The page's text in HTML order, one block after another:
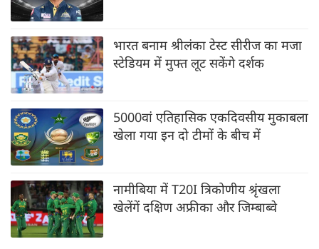
भारत बनाम श्रीलंका टेस्ट सीरीज का मजा
स्टेडियम में मुफ्त लूट सकेंगे दर्शक
5000वां एतिहासिक एकदिवसीय मुकाबला
खेला गया इन दो टीमों के बीच में
नामीबिया में T20I त्रिकोणीय श्रृंखला
खेलेंगें दक्षिण अफ्रीका और जिम्बाब्वे